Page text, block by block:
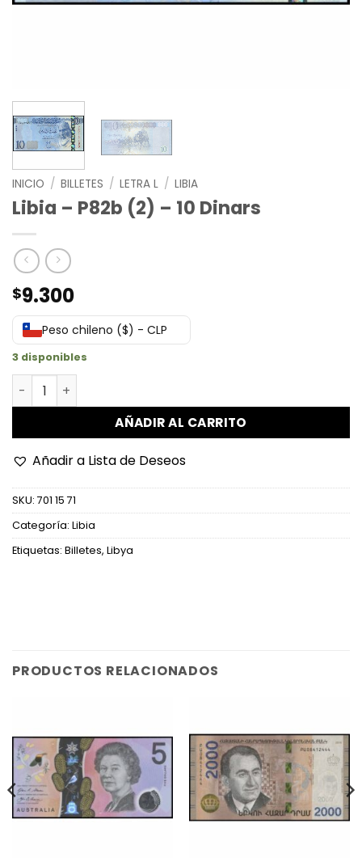
INICIO / BILLETES / LETRA L / LIBIA
Libia – P82b (2) – 10 Dinars
$9.300
Peso chileno ($) - CLP
3 disponibles
Libia - P82b (2) - 10 Dinars cantidad
AÑADIR AL CARRITO
Añadir a Lista de Deseos
SKU: 701 15 71
Categoría: Libia
Etiquetas: Billetes, Libya
PRODUCTOS RELACIONADOS